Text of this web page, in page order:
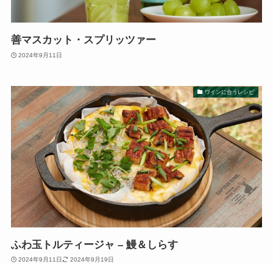
善マスカット・スプリッツァー
2024年9月11日
ワインに合うレシピ
ふわ玉トルティージャ – 鰻＆しらす
2024年9月11日 2024年9月19日